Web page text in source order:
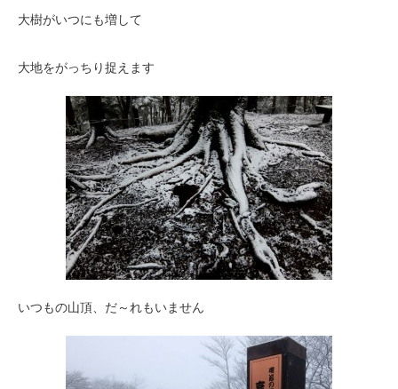
大樹がいつにも増して
大地をがっちり捉えます
いつもの山頂、だ～れもいません